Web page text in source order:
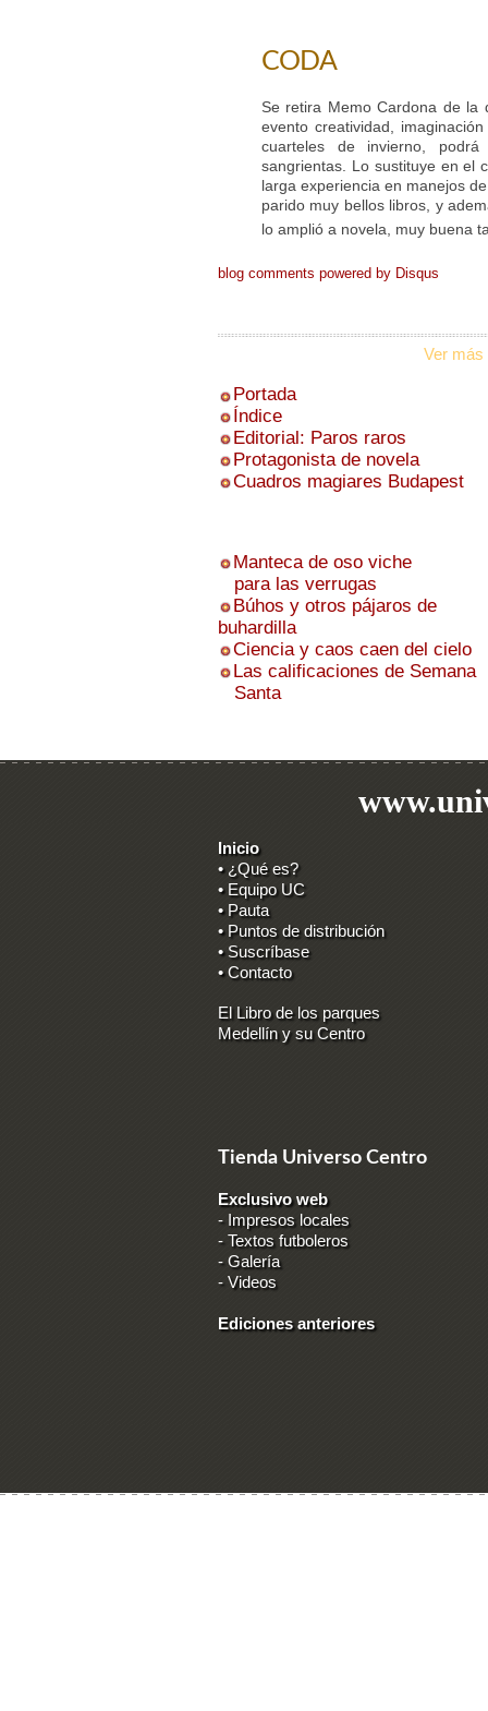
CODA
Se retira Memo Cardona de
evento creatividad,
cuarteles de invierno,
sangrientas. Lo sustituye en el
larga experiencia en manejos
parido muy bellos libros, y
lo amplió a novela, muy buena
blog comments powered by Disqus
Ver más
Portada
Índice
Editorial: Paros raros
Protagonista de novela
Cuadros magiares Budapest
Manteca de oso viche
para las verrugas
Búhos y otros pájaros de
buhardilla
Ciencia y caos caen del cielo
Las calificaciones de Semana
Santa
Inicio
• ¿Qué es?
• Equipo UC
• Pauta
• Puntos de distribución
• Suscríbase
• Contacto
El Libro de los parques
Medellín y su Centro
Tienda Universo Centro
Exclusivo web
- Impresos locales
- Textos futboleros
-Galería
-Videos
Ediciones anteriores